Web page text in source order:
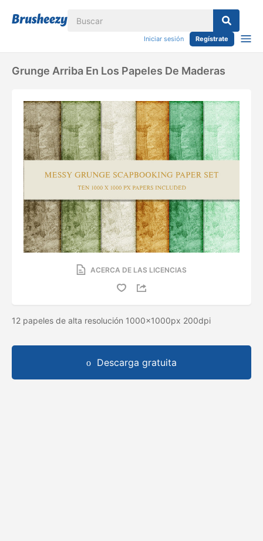
Iniciar sesión Regístrate
Grunge Arriba En Los Papeles De Maderas
ACERCA DE LAS LICENCIAS
12 papeles de alta resolución 1000x1000px 200dpi
Descarga gratuita